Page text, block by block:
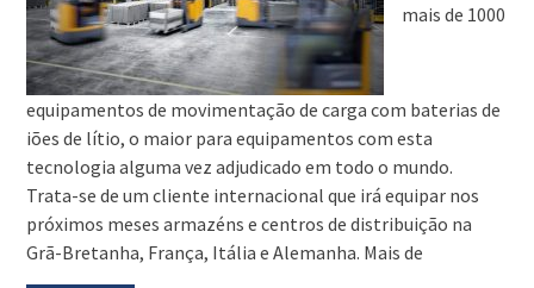
mais de 1000
equipamentos de movimentação de carga com baterias de
iões de lítio, o maior para equipamentos com esta
tecnologia alguma vez adjudicado em todo o mundo.
Trata-se de um cliente internacional que irá equipar nos
próximos meses armazéns e centros de distribuição na
Grã-Bretanha, França, Itália e Alemanha. Mais de